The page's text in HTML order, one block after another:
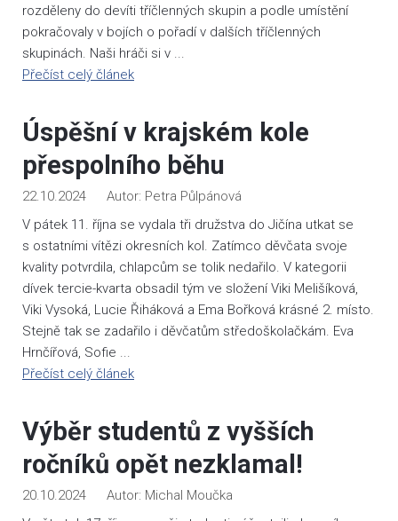
rozděleny do devíti tříčlenných skupin a podle umístění
pokračovaly v bojích o pořadí v dalších tříčlenných
skupinách. Naši hráči si v ...
Přečíst celý článek
Úspěšní v krajském kole
přespolního běhu
22.10.2024
Petra Půlpánová
V pátek 11. října se vydala tři družstva do Jičína utkat se
s ostatními vítězi okresních kol. Zatímco děvčata svoje
kvality potvrdila, chlapcům se tolik nedařilo. V kategorii
dívek tercie-kvarta obsadil tým ve složení Viki Melišíková,
Viki Vysoká, Lucie Řiháková a Ema Bořková krásné 2. místo.
Stejně tak se zadařilo i děvčatům středoškolačkám. Eva
Hrnčířová, Sofie ...
Přečíst celý článek
Výběr studentů z vyšších
ročníků opět nezklamal!
20.10.2024
Michal Moučka